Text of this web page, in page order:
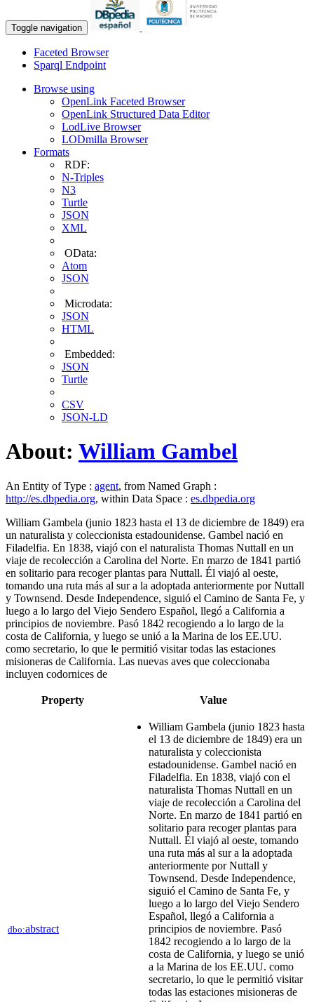
Toggle navigation
Faceted Browser
Sparql Endpoint
Browse using
OpenLink Faceted Browser
OpenLink Structured Data Editor
LodLive Browser
LODmilla Browser
Formats
RDF:
N-Triples
N3
Turtle
JSON
XML
OData:
Atom
JSON
Microdata:
JSON
HTML
Embedded:
JSON
Turtle
CSV
JSON-LD
About: William Gambel
An Entity of Type : agent, from Named Graph :
http://es.dbpedia.org, within Data Space : es.dbpedia.org
William Gambela (junio 1823 hasta el 13 de diciembre de 1849) era
un naturalista y coleccionista estadounidense. Gambel nació en
Filadelfia. En 1838, viajó con el naturalista Thomas Nuttall en un
viaje de recolección a Carolina del Norte. En marzo de 1841 partió
en solitario para recoger plantas para Nuttall. Él viajó al oeste,
tomando una ruta más al sur a la adoptada anteriormente por Nuttall
y Townsend. Desde Independence, siguió el Camino de Santa Fe, y
luego a lo largo del Viejo Sendero Español, llegó a California a
principios de noviembre. Pasó 1842 recogiendo a lo largo de la
costa de California, y luego se unió a la Marina de los EE.UU.
como secretario, lo que le permitió visitar todas las estaciones
misioneras de California. Las nuevas aves que coleccionaba
incluyen codornices de
Property Value
dbo:abstract
William Gambela (junio 1823 hasta
el 13 de diciembre de 1849) era un
naturalista y coleccionista
estadounidense. Gambel nació en
Filadelfia. En 1838, viajó con el
naturalista Thomas Nuttall en un
viaje de recolección a Carolina del
Norte. En marzo de 1841 partió en
solitario para recoger plantas para
Nuttall. Él viajó al oeste, tomando
una ruta más al sur a la adoptada
anteriormente por Nuttall y
Townsend. Desde Independence,
siguió el Camino de Santa Fe, y
luego a lo largo del Viejo Sendero
Español, llegó a California a
principios de noviembre. Pasó
1842 recogiendo a lo largo de la
costa de California, y luego se unió
a la Marina de los EE.UU. como
secretario, lo que le permitió visitar
todas las estaciones misioneras de